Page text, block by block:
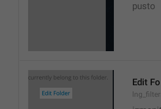
pusto
Edit